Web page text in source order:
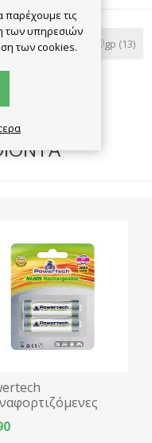
alkaline(28) gp (13)
AA 2600mAh
LR06
τις
των υπηρεσιών
των cookies.